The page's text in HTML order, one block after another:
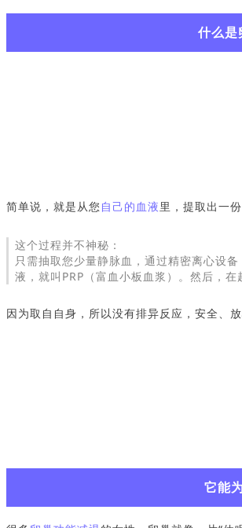
什么是
简单说，就是从您 自己的血液里，提取出一
这个过程并不神秘：
只需抽取您少量静脉血，通过精密离心设备
液，就叫PRP（富血小板血浆）。然后，
因为取自自身，所以没有排异反应，安全、放
它能